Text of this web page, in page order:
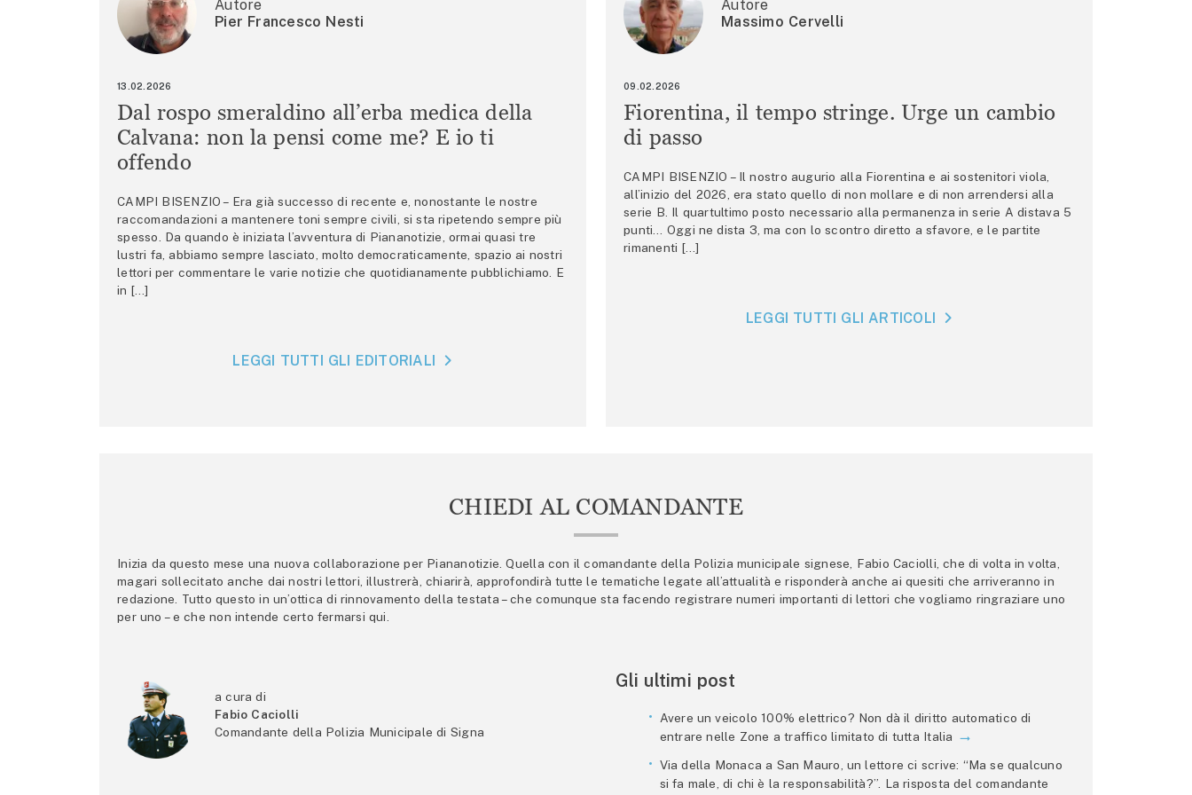
Autore
Pier Francesco Nesti
13.02.2026
Dal rospo smeraldino all’erba medica della
Calvana: non la pensi come me? E io ti
offendo
CAMPI BISENZIO – Era già successo di recente e, nonostante le nostre
raccomandazioni a mantenere toni sempre civili, si sta ripetendo sempre più
spesso. Da quando è iniziata l’avventura di Piananotizie, ormai quasi tre
lustri fa, abbiamo sempre lasciato, molto democraticamente, spazio ai nostri
lettori per commentare le varie notizie che quotidianamente pubblichiamo. E
in […]
LEGGI TUTTI GLI EDITORIALI
Autore
Massimo Cervelli
09.02.2026
Fiorentina, il tempo stringe. Urge un cambio
di passo
CAMPI BISENZIO – Il nostro augurio alla Fiorentina e ai sostenitori viola,
all’inizio del 2026, era stato quello di non mollare e di non arrendersi alla
serie B. Il quartultimo posto necessario alla permanenza in serie A distava 5
punti… Oggi ne dista 3, ma con lo scontro diretto a sfavore, e le partite
rimanenti […]
LEGGI TUTTI GLI ARTICOLI
CHIEDI AL COMANDANTE
Inizia da questo mese una nuova collaborazione per Piananotizie. Quella con il comandante della Polizia municipale signese, Fabio Caciolli, che di volta in volta,
magari sollecitato anche dai nostri lettori, illustrerà, chiarirà, approfondirà tutte le tematiche legate all’attualità e risponderà anche ai quesiti che arriveranno in
redazione. Tutto questo in un’ottica di rinnovamento della testata – che comunque sta facendo registrare numeri importanti di lettori che vogliamo ringraziare uno
per uno – e che non intende certo fermarsi qui.
a cura di
Fabio Caciolli
Comandante della Polizia Municipale di Signa
Gli ultimi post
Avere un veicolo 100% elettrico? Non dà il diritto automatico di
entrare nelle Zone a traffico limitato di tutta Italia
Via della Monaca a San Mauro, un lettore ci scrive: “Ma se qualcuno
si fa male, di chi è la responsabilità?”. La risposta del comandante